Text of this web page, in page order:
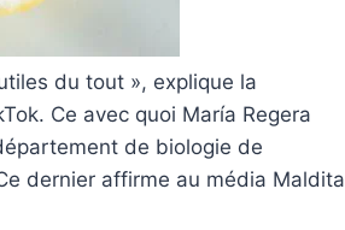
du tout », explique la
Ce avec quoi María Regera
de biologie de
dernier affirme au média Maldita